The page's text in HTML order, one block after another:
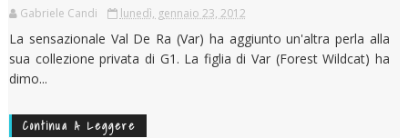
Gabriele Candi lunedì, gennaio 23, 2012
La sensazionale Val De Ra (Var) ha aggiunto un'altra perla alla
sua collezione privata di G1. La figlia di Var (Forest Wildcat) ha
dimo...
Continua A Leggere